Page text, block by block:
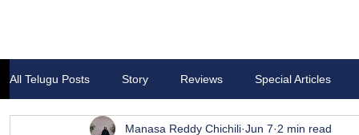
All Telugu Posts Story Reviews Special Articles
Manasa Reddy Chichili Jun 7 2 min read